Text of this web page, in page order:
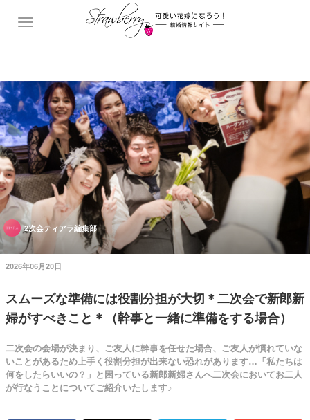
2次会ティアラ編集部
2026年06月20日
スムーズな準備には役割分担が大切＊二次会で新郎新
婦がすべきこと＊（幹事と一緒に準備をする場合）
二次会の会場が決まり、ご友人に幹事を任せた場合、ご友人が慣れていな
いことがあるため上手く役割分担が出来ない恐れがあります…「私たちは
何をしたらいいの？」と困っている新郎新婦さんへ二次会においてお二人
が行なうことについてご紹介いたします♪